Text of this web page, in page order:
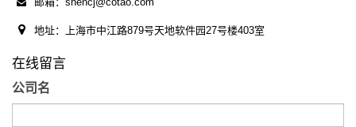
地址：上海市中江路879号天地软件园27号楼403室
在线留言
公司名